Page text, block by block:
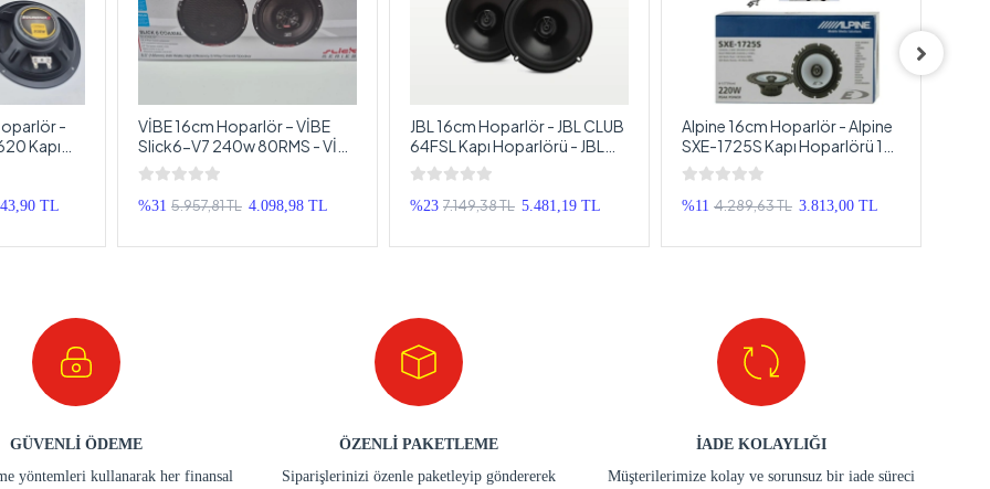
-
Kapı
TL
VİBE 16cm Hoparlör – VİBE
Slick6-V7 240w 80RMS - VİBE
Tweeterli , 16 cm Hoparlör
%31 5.957,81 TL 4.098,98 TL
JBL 16cm Hoparlör - JBL CLUB
64FSL Kapı Hoparlörü - JBL
Profesyonel Hoparlör 16cm
%23 7.149,38 TL 5.481,19 TL
Alpine 16cm Hoparlör - Alpine
SXE-1725S Kapı Hoparlörü 16
cm - Alpine Profesyonel
Hoparlör 16cm
%11 4.289,63 TL 3.813,00 TL
GÜVENLİ ÖDEME
yöntemleri kullanarak her finansal
ÖZENLİ PAKETLEME
Siparişlerinizi özenle paketleyip göndererek
İADE KOLAYLIĞI
Müşterilerimize kolay ve sorunsuz bir iade süreci